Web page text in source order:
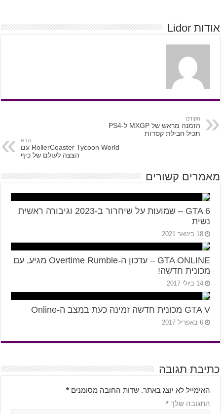
אודות Lidor
הקודם
הזמנה מראש של MXGP ל-PS4
תכיל חבילת קסדות
הבא
RollerCoaster Tycoon World עם
הצצה לעולם של כיף
מאמרים קשורים
GTA 6 – שמועות על שיחרור ב-2023 וגיבורה ראשית
נשית
18 בינואר 2021
GTA ONLINE – עדכון ה-Overtime Rumble מגיע, עם
מכונית חדשה!
14 ביולי 2017
GTA V מכונית חדשה זמינה כעת במצב ה-Online
6 באפריל 2017
כתיבת תגובה
האימייל לא יוצג באתר. שדות החובה מסומנים *
התגובה שלך *